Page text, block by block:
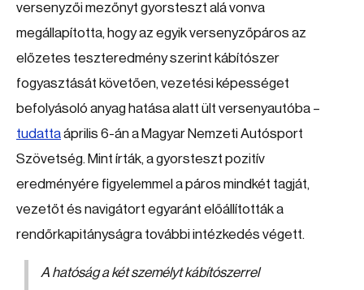
versenyzői mezőnyt gyorsteszt alá vonva
megállapította, hogy az egyik versenyzőpáros az
előzetes teszteredmény szerint kábítószer
fogyasztását követően, vezetési képességet
befolyásoló anyag hatása alatt ült versenyautóba –
tudattaáprilis 6-án a Magyar Nemzeti Autósport
Szövetség. Mint írták, a gyorsteszt pozitív
eredményére figyelemmel a páros mindkét tagját,
vezetőt és navigátort egyaránt előállították a
rendőrkapitányságra további intézkedés végett.
A hatóság a két személyt kábítószerrel